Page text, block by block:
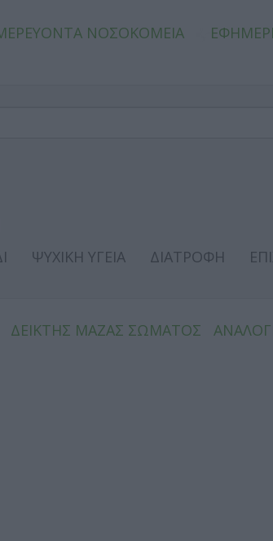
ΝΟΣΟΚΟΜΕΙΑ
ΨΥΧΙΚΗ ΥΓΕΙΑ ΔΙΑΤΡΟΦΗ
ΔΕΙΚΤΗΣ ΜΑΖΑΣ ΣΩΜΑΤΟΣ